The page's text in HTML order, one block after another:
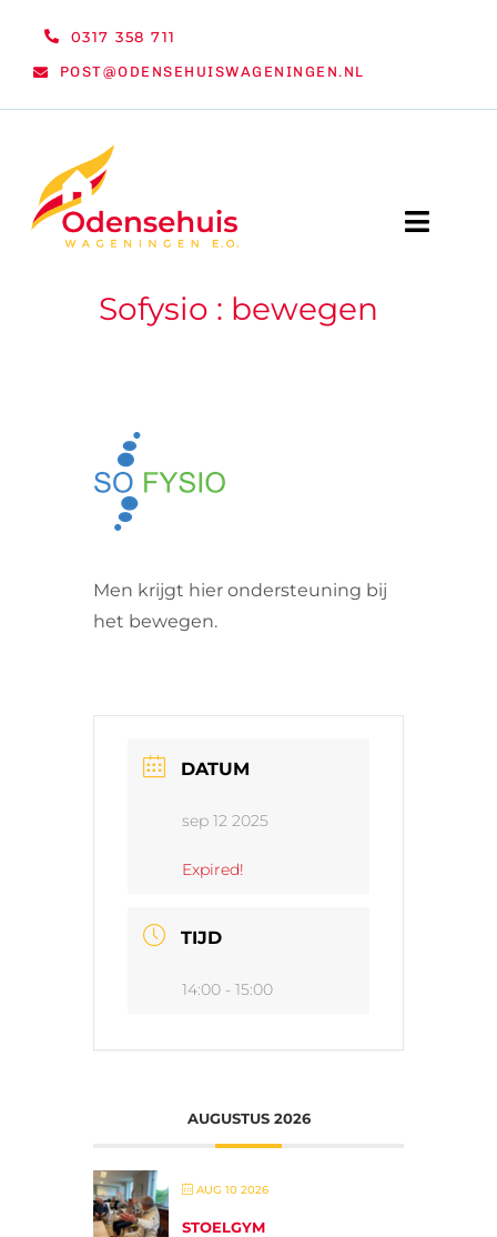
0317 358 711
POST@ODENSEHUISWAGENINGEN.NL
Toggle
WELKOM
ORGANISATIE
CONTACT
Sofysio : bewegen
Men krijgt hier ondersteuning bij
het bewegen.
DATUM
sep 12 2025
Expired!
TIJD
14:00 - 15:00
AUGUSTUS 2026
AUG 10 2026
STOELGYM